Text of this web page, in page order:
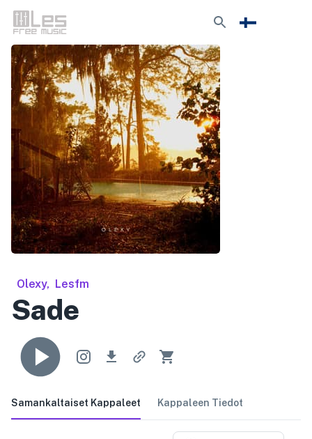
Olexy, Lesfm
Sade
Samankaltaiset Kappaleet Kappaleen Tiedot